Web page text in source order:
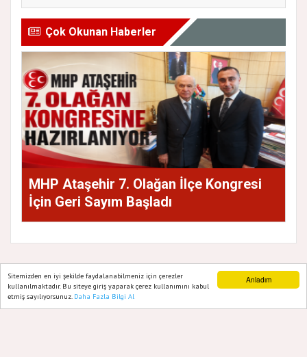
Anladım
Sitemizden en iyi şekilde faydalanabilmeniz için çerezler
kullanılmaktadır. Bu siteye giriş yaparak çerez kullanımını kabul
etmiş sayılıyorsunuz. Daha Fazla Bilgi Al
Çok Okunan Haberler
MHP Ataşehir 7. Olağan İlçe Kongresi
İçin Geri Sayım Başladı
GAZETE ATAŞEHIR 2020
Yazılım |Onemsoft
Ana Sayfa Web TV